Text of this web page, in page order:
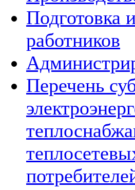
Подготовка
работников
Перечень